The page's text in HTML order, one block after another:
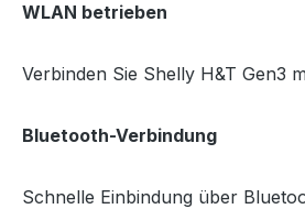
WLAN betrieben
Verbinden Sie Shelly H&T Gen3
Bluetooth-Verbindung
Schnelle Einbindung über